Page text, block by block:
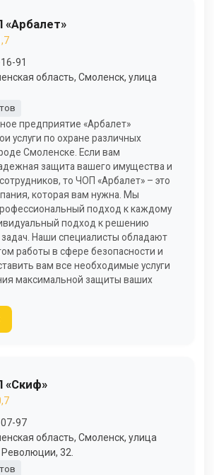
«Арбалет»
91
область, Смоленск, улица
предприятие «Арбалет»
услуги по охране различных
Смоленске. Если вам
защита вашего имущества и
то ЧОП «Арбалет» – это
которая вам нужна. Мы
подход к каждому
подход к решению
Наши специалисты обладают
работы в сфере безопасности и
вам все необходимые услуги
максимальной защиты ваших
«Скиф»
97
область, Смоленск, улица
32.